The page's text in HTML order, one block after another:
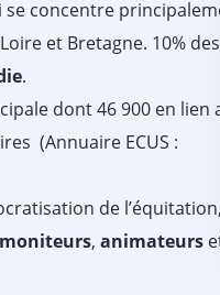
se concentre
et Bretagne. 10% des
.
dont 46 900 en lien
(Annuaire ECUS :
de l’équitation,
moniteurs, animateurs